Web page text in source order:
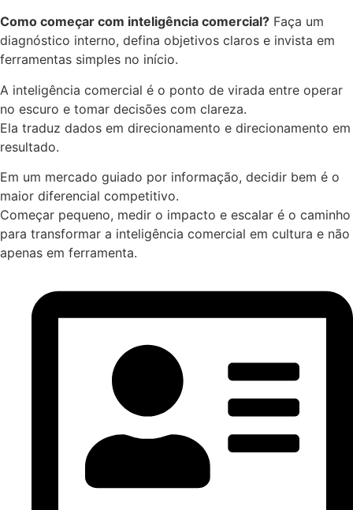
Como começar com inteligência comercial? Faça um
diagnóstico interno, defina objetivos claros e invista em
ferramentas simples no início.
A inteligência comercial é o ponto de virada entre operar
no escuro e tomar decisões com clareza.
Ela traduz dados em direcionamento e direcionamento em
resultado.
Em um mercado guiado por informação, decidir bem é o
maior diferencial competitivo.
Começar pequeno, medir o impacto e escalar é o caminho
para transformar a inteligência comercial em cultura e não
apenas em ferramenta.